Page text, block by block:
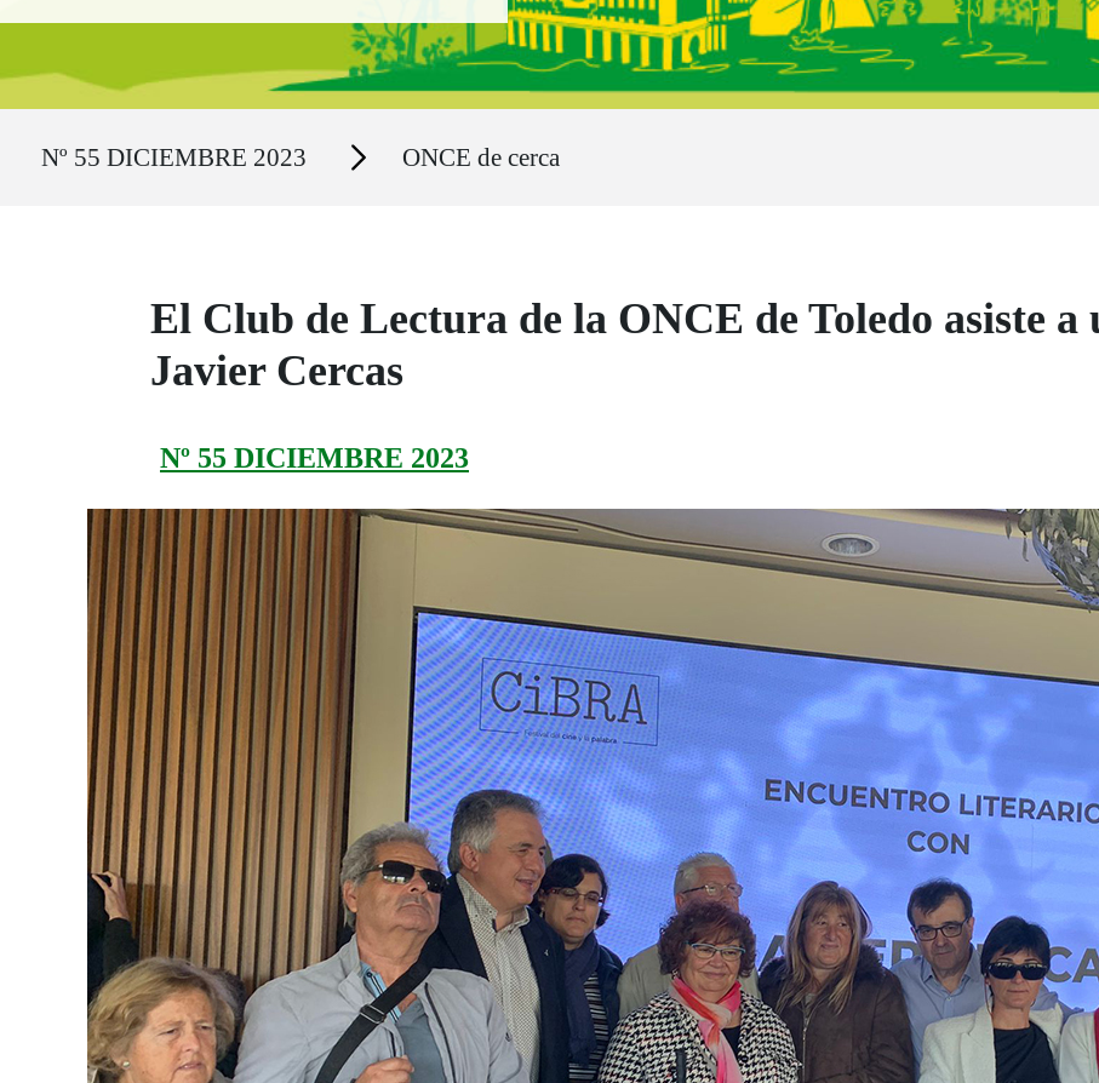
Nº 55 DICIEMBRE 2023 Secciones ONCE de cerca
El Club de Lectura de la ONCE de Toledo asiste a
Javier Cercas
Nº 55 DICIEMBRE 2023